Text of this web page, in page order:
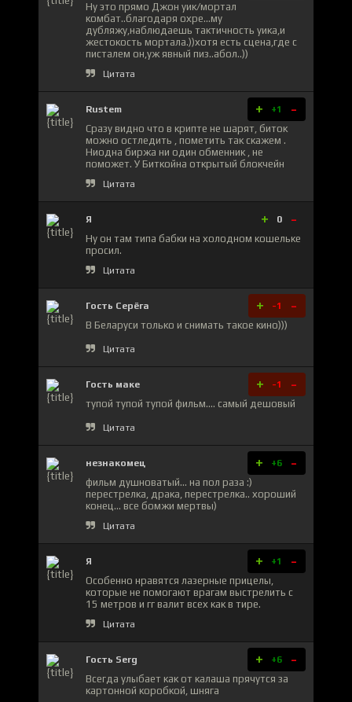
Ну это прямо Джон уик/мортал
комбат..благодаря охре...му
дубляжу,наблюдаешь тактичность уика,и
жестокость мортала.))хотя есть сцена,где с
писталем он,уж явный пиз..абол..))
Цитата
Rustem + +1 -
Сразу видно что в крипте не шарят, биток
можно остледить , пометить так скажем .
Ниодна биржа ни один обменник , не
поможет. У Биткойна открытый блокчейн
Цитата
Я + 0 -
Ну он там типа бабки на холодном кошельке
просил.
Цитата
Гость Серёга + -1 -
В Беларуси только и снимать такое кино)))
Цитата
Гость маке + -1 -
тупой тупой тупой фильм.... самый дешовый
Цитата
незнакомец + +6 -
фильм душноватый... на пол раза :)
перестрелка, драка, перестрелка.. хороший
конец... все бомжи мертвы)
Цитата
Я + +1 -
Особенно нравятся лазерные прицелы,
которые не помогают врагам выстрелить с
15 метров и гг валит всех как в тире.
Цитата
Гость Serg + +6 -
Всегда улыбает как от калаша прячутся за
картонной коробкой, шняга